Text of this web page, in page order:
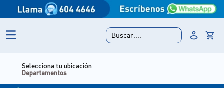
Buscar....
Selecciona tu ubicación
Departamentos